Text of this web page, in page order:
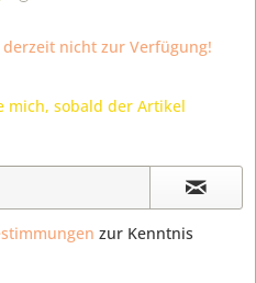
nicht zur Verfügung!
mich, sobald der Artikel
zur Kenntnis